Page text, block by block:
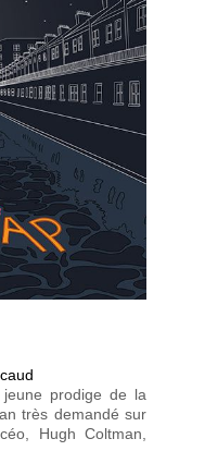
prodige de la
très demandé sur
Hugh Coltman,